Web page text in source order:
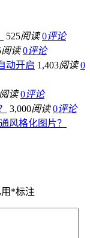
525阅读 0评论
阅读 0评论
动开启 1,403阅读 0
阅读 0评论
3,000阅读 0评论
风格化图片？
*标注